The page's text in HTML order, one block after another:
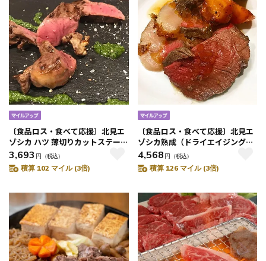
〔食品ロス・食べて応援〕北見エ
ゾシカ ハツ 薄切りカットステーキ
用
3,693 円 （税込）
積算 102 マイル (3倍)
〔食品ロス・食べて応援〕北見エ
ゾシカ熟成（ドライエイジング）
ランプステーキ
4,568 円 （税込）
積算 126 マイル (3倍)